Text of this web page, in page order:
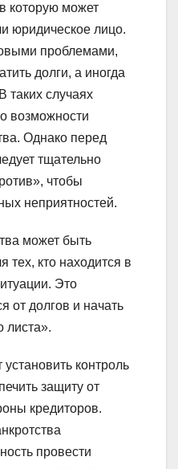
которую может
юридическое лицо.
проблемами,
долги, а иногда
таких случаях
возможности
Однако перед
тщательно
чтобы
неприятностей.
может быть
тех, кто находится в
Это
от долгов и начать
листа».
установить контроль
защиту от
кредиторов.
провести